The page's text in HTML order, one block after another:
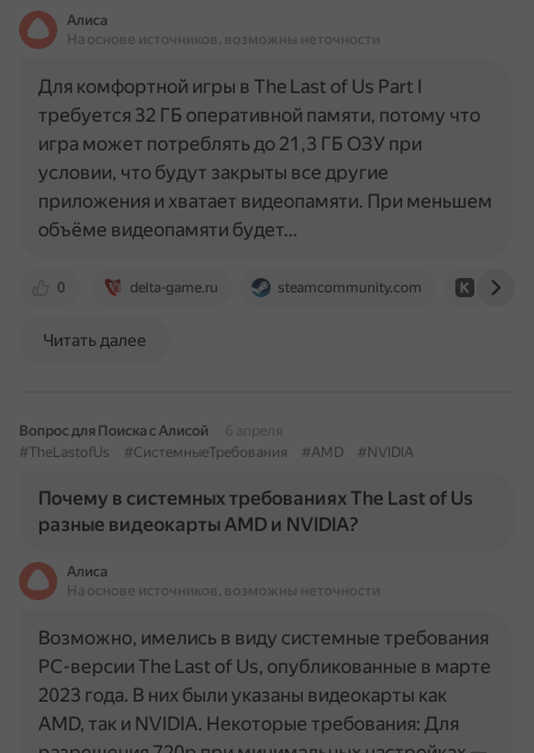
Алиса
На основе источников, возможны неточности
0 delta-game.ru steamcommunity.com
Для комфортной игры в The Last of Us Part I
требуется 32 ГБ оперативной памяти, потому что
игра может потреблять до 21,3 ГБ ОЗУ при
условии, что будут закрыты все другие
приложения и хватает видеопамяти. При меньшем
объёме видеопамяти будет…
Читать далее
Вопрос для Поиска с Алисой
6 апреля
#TheLastofUs
#СистемныеТребования #AMD #NVIDIA
Почему в системных требованиях The Last of Us
разные видеокарты AMD и NVIDIA?
Алиса
На основе источников, возможны неточности
Возможно, имелись в виду системные требования
PC-версии The Last of Us, опубликованные в марте
2023 года. В них были указаны видеокарты как
AMD, так и NVIDIA. Некоторые требования: Для